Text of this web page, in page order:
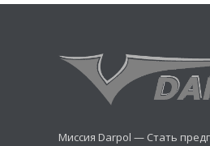
Миссия Darpol — Стать